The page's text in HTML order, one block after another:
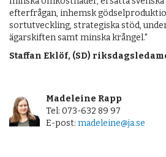
efterfrågan, inhemsk
sortutveckling, strategiska stöd,
ägarskiften samt minska krångel."
​Staffan Eklöf, (SD)
Madeleine Rapp
Tel: 073-632 89 97
E-post: madeleine@ja.se